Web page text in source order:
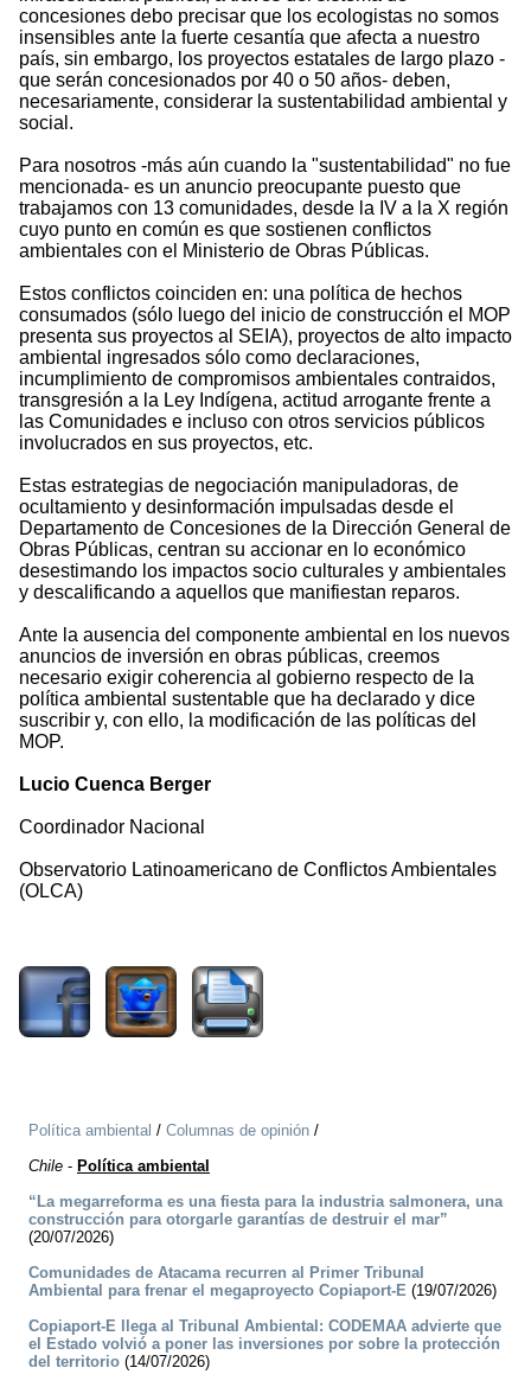
concesiones debo precisar que los ecologistas no somos
insensibles ante la fuerte cesantía que afecta a nuestro
país, sin embargo, los proyectos estatales de largo plazo -
que serán concesionados por 40 o 50 años- deben,
necesariamente, considerar la sustentabilidad ambiental y
social.
Para nosotros -más aún cuando la "sustentabilidad" no fue
mencionada- es un anuncio preocupante puesto que
trabajamos con 13 comunidades, desde la IV a la X región
cuyo punto en común es que sostienen conflictos
ambientales con el Ministerio de Obras Públicas.
Estos conflictos coinciden en: una política de hechos
consumados (sólo luego del inicio de construcción el MOP
presenta sus proyectos al SEIA), proyectos de alto impacto
ambiental ingresados sólo como declaraciones,
incumplimiento de compromisos ambientales contraidos,
transgresión a la Ley Indígena, actitud arrogante frente a
las Comunidades e incluso con otros servicios públicos
involucrados en sus proyectos, etc.
Estas estrategias de negociación manipuladoras, de
ocultamiento y desinformación impulsadas desde el
Departamento de Concesiones de la Dirección General de
Obras Públicas, centran su accionar en lo económico
desestimando los impactos socio culturales y ambientales
y descalificando a aquellos que manifiestan reparos.
Ante la ausencia del componente ambiental en los nuevos
anuncios de inversión en obras públicas, creemos
necesario exigir coherencia al gobierno respecto de la
política ambiental sustentable que ha declarado y dice
suscribir y, con ello, la modificación de las políticas del
MOP.
Lucio Cuenca Berger
Coordinador Nacional
Observatorio Latinoamericano de Conflictos Ambientales
(OLCA)
Política ambiental / Columnas de opinión /
Chile - Política ambiental
“La megarreforma es una fiesta para la industria salmonera, una
construcción para otorgarle garantías de destruir el mar”
(20/07/2026)
Comunidades de Atacama recurren al Primer Tribunal
Ambiental para frenar el megaproyecto Copiaport-E (19/07/2026)
Copiaport-E llega al Tribunal Ambiental: CODEMAA advierte que
el Estado volvió a poner las inversiones por sobre la protección
del territorio (14/07/2026)